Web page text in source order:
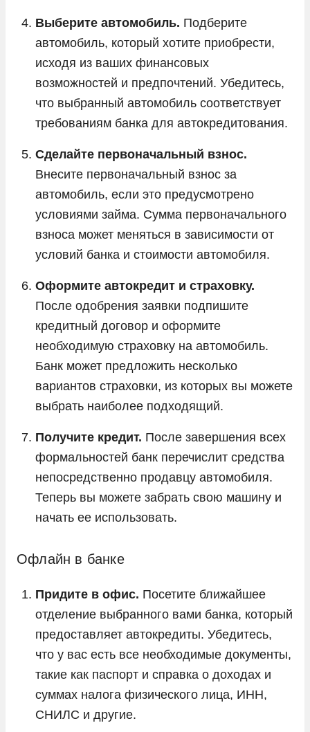
Выберите автомобиль. Подберите
автомобиль, который хотите приобрести,
исходя из ваших финансовых
возможностей и предпочтений. Убедитесь,
что выбранный автомобиль соответствует
требованиям банка для автокредитования.
Сделайте первоначальный взнос.
Внесите первоначальный взнос за
автомобиль, если это предусмотрено
условиями займа. Сумма первоначального
взноса может меняться в зависимости от
условий банка и стоимости автомобиля.
Оформите автокредит и страховку.
После одобрения заявки подпишите
кредитный договор и оформите
необходимую страховку на автомобиль.
Банк может предложить несколько
вариантов страховки, из которых вы можете
выбрать наиболее подходящий.
Получите кредит. После завершения всех
формальностей банк перечислит средства
непосредственно продавцу автомобиля.
Теперь вы можете забрать свою машину и
начать ее использовать.
Офлайн в банке
Придите в офис. Посетите ближайшее
отделение выбранного вами банка, который
предоставляет автокредиты. Убедитесь,
что у вас есть все необходимые документы,
такие как паспорт и справка о доходах и
суммах налога физического лица, ИНН,
СНИЛС и другие.